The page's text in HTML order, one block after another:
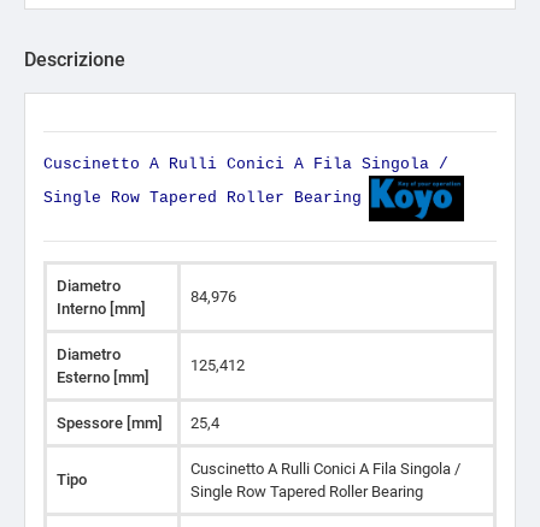
Descrizione
Cuscinetto A Rulli Conici A Fila Singola /
Single Row Tapered Roller Bearing
Diametro
Interno [mm]
84,976
Diametro
Esterno [mm]
125,412
Spessore [mm] 25,4
Tipo
Cuscinetto A Rulli Conici A Fila Singola /
Single Row Tapered Roller Bearing